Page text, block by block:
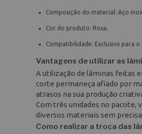
Composição do material: Aço
Cor do produto: Rosa.
Compatibilidade: Exclusivo para
Vantagens de utilizar as
A utilização de lâminas feitas
corte permaneça afiado por
atrasos na sua produção
Com três unidades no pacote,
diversos materiais sem
Como realizar a troca das